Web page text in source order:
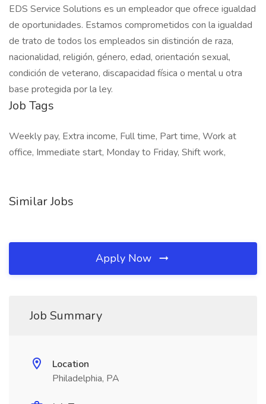
EDS Service Solutions es un empleador que ofrece igualdad
de oportunidades. Estamos comprometidos con la igualdad
de trato de todos los empleados sin distinción de raza,
nacionalidad, religión, género, edad, orientación sexual,
condición de veterano, discapacidad física o mental u otra
base protegida por la ley.
Job Tags
Weekly pay, Extra income, Full time, Part time, Work at
office, Immediate start, Monday to Friday, Shift work,
Similar Jobs
Apply Now
Job Summary
Location
Philadelphia, PA